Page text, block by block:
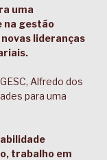
uma
na gestão
lideranças
Alfredo dos
para uma
trabalho em